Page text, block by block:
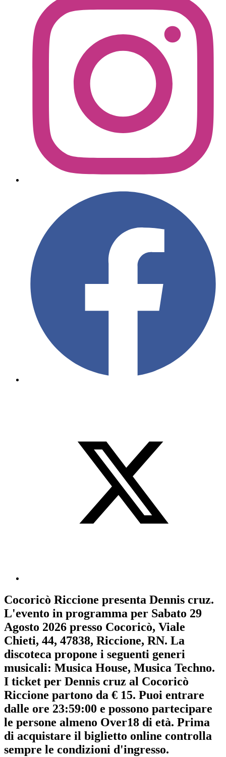
Cocoricò Riccione presenta Dennis cruz.
L'evento in programma per Sabato 29
Agosto 2026 presso Cocoricò, Viale
Chieti, 44, 47838, Riccione, RN. La
discoteca propone i seguenti generi
musicali: Musica House, Musica Techno.
I ticket per Dennis cruz al Cocoricò
Riccione partono da € 15. Puoi entrare
dalle ore 23:59:00 e possono partecipare
le persone almeno Over18 di età. Prima
di acquistare il biglietto online controlla
sempre le condizioni d'ingresso.